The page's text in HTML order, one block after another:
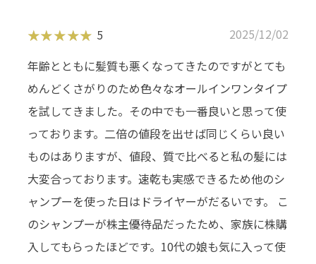
5
2025/12/02
年齢とともに髪質も悪くなってきたのですがとても
めんどくさがりのため色々なオールインワンタイプ
を試してきました。その中でも一番良いと思って使
っております。二倍の値段を出せば同じくらい良い
ものはありますが、値段、質で比べると私の髪には
大変合っております。速乾も実感できるため他のシ
ャンプーを使った日はドライヤーがだるいです。 こ
のシャンプーが株主優待品だったため、家族に株購
入してもらったほどです。10代の娘も気に入って使